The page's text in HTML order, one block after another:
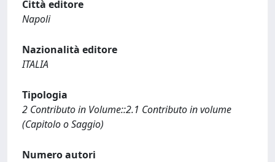
Città editore
Napoli
Nazionalità editore
ITALIA
Tipologia
2 Contributo in Volume::2.1 Contributo in volume
(Capitolo o Saggio)
Numero autori